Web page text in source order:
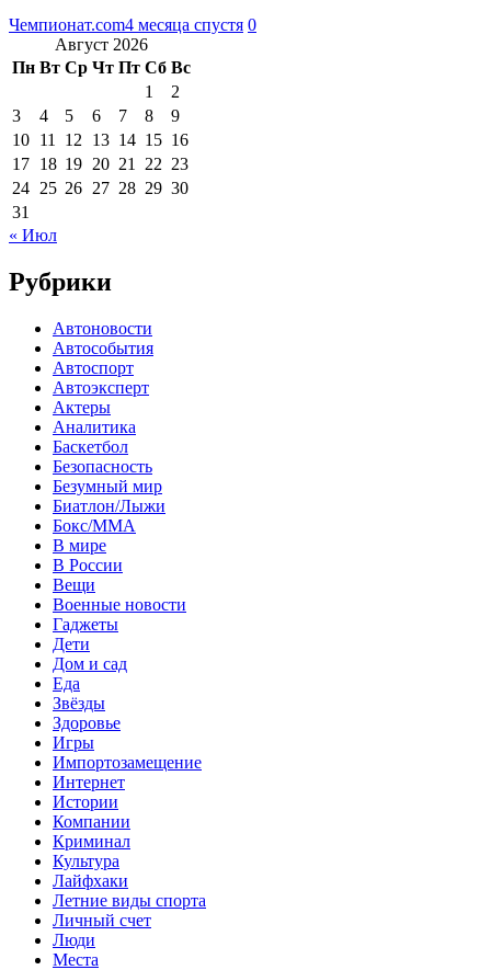
Чемпионат.com4 месяца спустя 0
Август 2026
Пн Вт Ср Чт Пт Сб Вс
1
2
3
4 5 6 7 8
9
10 11 12 13 14 15 16
17 18 19 20 21 22 23
24 25 26 27 28 29 30
31
« Июл
Рубрики
Автоновости
Автособытия
Автоспорт
Автоэксперт
Актеры
Аналитика
Баскетбол
Безопасность
Безумный мир
Биатлон/Лыжи
Бокс/MMA
В мире
В России
Вещи
Военные новости
Гаджеты
Дети
Дом и сад
Еда
Звёзды
Здоровье
Игры
Импортозамещение
Интернет
Истории
Компании
Криминал
Культура
Лайфхаки
Летние виды спорта
Личный счет
Люди
Места